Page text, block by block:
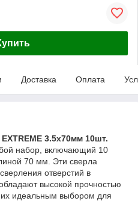
Доставка Оплата
3.5x70мм 10шт.
набор, включающий 10
70 мм. Эти сверла
отверстий в
высокой прочностью
их идеальным выбором для